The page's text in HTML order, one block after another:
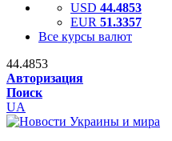
USD 44.4853
EUR 51.3357
Все курсы валют
44.4853
Авторизация
Поиск
UA